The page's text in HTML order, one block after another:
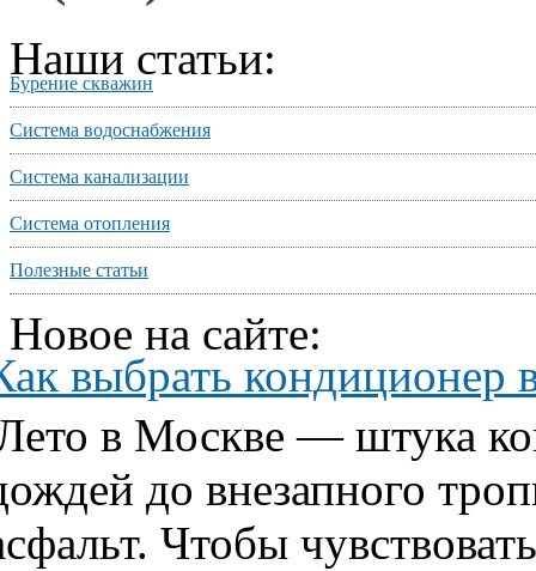
Наши статьи:
Бурение скважин
Система водоснабжения
Система канализации
Система отопления
Полезные статьи
Новое на сайте:
выбрать кондиционер
в Москве — штука
до внезапного
Чтобы